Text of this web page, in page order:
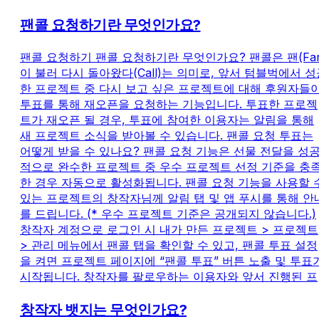
팬콜 요청하기란 무엇인가요?
팬콜 요청하기 팬콜 요청하기란 무엇인가요? 팬콜은 팬
이 불러 다시 돌아왔다(Call)는 의미로, 앞서 텀블벅에서 성
한 프로젝트 중 다시 보고 싶은 프로젝트에 대해 후원자들
투표를 통해 재오픈을 요청하는 기능입니다. 투표한 프로젝
트가 재오픈 될 경우, 투표에 참여한 이용자는 알림을 통해
새 프로젝트 소식을 받아볼 수 있습니다. 팬콜 요청 투표는
어떻게 받을 수 있나요? 팬콜 요청 기능은 선물 전달을 성
적으로 완수한 프로젝트 중 우수 프로젝트 선정 기준을 충
한 경우 자동으로 활성화됩니다. 팬콜 요청 기능을 사용할
있는 프로젝트의 창작자님께 알림 탭 및 앱 푸시를 통해 안
를 드립니다. (* 우수 프로젝트 기준은 공개되지 않습니다.)
창작자 계정으로 로그인 시 내가 만든 프로젝트 > 프로젝트
> 관리 메뉴에서 팬콜 탭을 확인할 수 있고, 팬콜 투표 설정
을 켜면 프로젝트 페이지에 “팬콜 투표” 버튼 노출 및 투표
시작됩니다. 창작자를 팔로우하는 이용자와 앞서 진행된 프
창작자 뱃지는 무엇인가요?